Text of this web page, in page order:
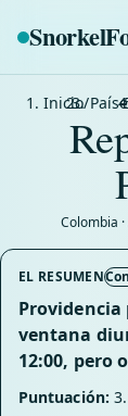
Inicio/
Colombia
EL RESUMEN
Providencia
ventana
12:00, pero
Puntuación: